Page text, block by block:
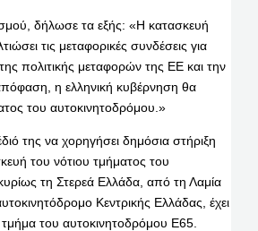
δήλωσε τα εξής: «Η κατασκευή
τις μεταφορικές συνδέσεις για
πολιτικής μεταφορών της ΕΕ και την
η ελληνική κυβέρνηση θα
του αυτοκινητοδρόμου.»
της να χορηγήσει δημόσια στήριξη
του νότιου τμήματος του
τη Στερεά Ελλάδα, από τη Λαμία
Κεντρικής Ελλάδας, έχει
τμήμα του αυτοκινητοδρόμου E65.